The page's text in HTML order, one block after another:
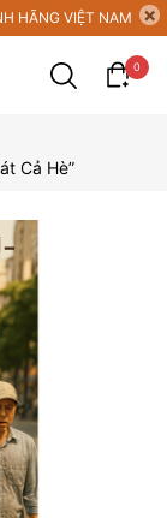
HÃNG VIỆT NAM
0
Cả Hè”